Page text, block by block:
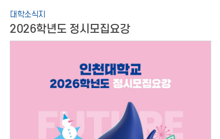
대학소식지
2026학년도 정시모집요강